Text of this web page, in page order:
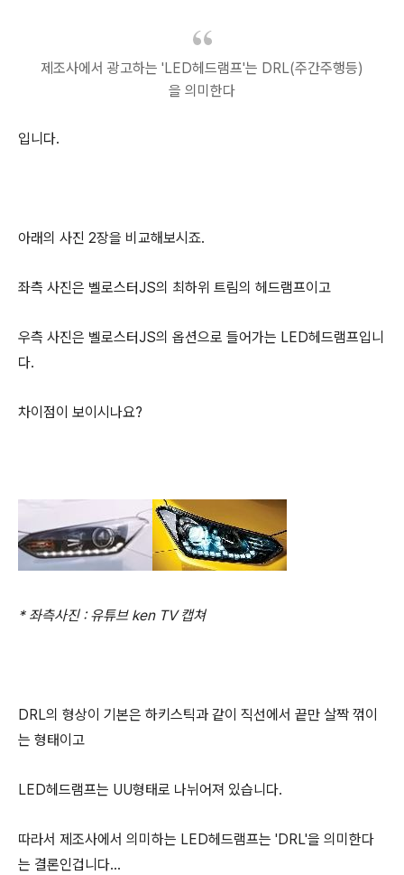
제조사에서 광고하는 'LED헤드램프'는 DRL(주간주행등)
을 의미한다
입니다.
아래의 사진 2장을 비교해보시죠.
좌측 사진은 벨로스터JS의 최하위 트림의 헤드램프이고
우측 사진은 벨로스터JS의 옵션으로 들어가는 LED헤드램프입니
다.
차이점이 보이시나요?
* 좌측사진 : 유튜브 ken TV 캡쳐
DRL의 형상이 기본은 하키스틱과 같이 직선에서 끝만 살짝 꺾이
는 형태이고
LED헤드램프는 UU형태로 나뉘어져 있습니다.
따라서 제조사에서 의미하는 LED헤드램프는 'DRL'을 의미한다
는 결론인겁니다...